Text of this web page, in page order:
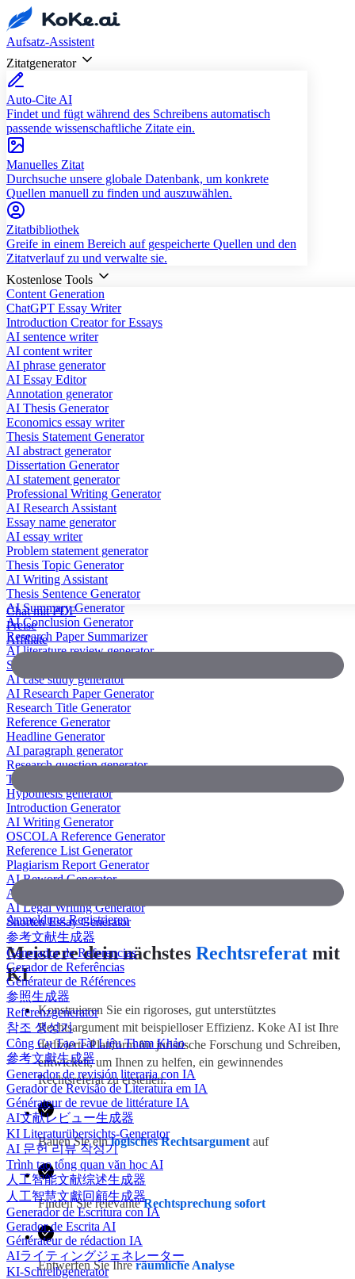
Aufsatz-Assistent
Zitatgenerator
Auto-Cite AI
Findet und fügt während des Schreibens automatisch
passende wissenschaftliche Zitate ein.
Manuelles Zitat
Durchsuche unsere globale Datenbank, um konkrete
Quellen manuell zu finden und auszuwählen.
Zitatbibliothek
Greife in einem Bereich auf gespeicherte Quellen und den
Zitatverlauf zu und verwalte sie.
Kostenlose Tools
Content Generation
ChatGPT Essay Writer
Introduction Creator for Essays
AI sentence writer
AI content writer
AI phrase generator
AI Essay Editor
Annotation generator
AI Thesis Generator
Economics essay writer
Thesis Statement Generator
AI abstract generator
Dissertation Generator
AI statement generator
Professional Writing Generator
AI Research Assistant
Essay name generator
AI essay writer
Problem statement generator
Thesis Topic Generator
AI Writing Assistant
Thesis Sentence Generator
AI Summary Generator
AI Conclusion Generator
Research Paper Summarizer
AI literature review generator
Scientific Paper Summarizer
AI case study generator
AI Research Paper Generator
Research Title Generator
Reference Generator
Headline Generator
AI paragraph generator
Research question generator
Thesis paragraph generator
Hypothesis generator
Introduction Generator
AI Writing Generator
OSCOLA Reference Generator
Reference List Generator
Plagiarism Report Generator
AI Reword Generator
AI Bullet Point Generator
AI Legal Writing Generator
Shorten Essay Generator
参考文献生成器
Generador de Referencias
Gerador de Referências
Générateur de Références
参照生成器
Referenzgenerator
참조 생성기
Công Cụ Tạo Tài Liệu Tham Khảo
參考文獻生成器
Generador de revisión literaria con IA
Gerador de Revisão de Literatura em IA
Générateur de revue de littérature IA
AI文献レビュー生成器
KI Literaturübersichts-Generator
AI 문헌 리뷰 작성기
Trình tạo tổng quan văn học AI
人工智能文献综述生成器
人工智慧文獻回顧生成器
Generador de Escritura con IA
Gerador de Escrita AI
Générateur de rédaction IA
AIライティングジェネレーター
KI-Schreibgenerator
Chat mit PDF
Preise
Affiliate
AnmeldungRegistrieren
Meistere dein nächstes Rechtsreferat mit
KI
Konstruieren Sie ein rigoroses, gut unterstütztes
Rechtsargument mit beispielloser Effizienz. Koke AI ist Ihre
dedizierte Plattform für juristische Forschung und Schreiben,
entwickelt, um Ihnen zu helfen, ein gewinnendes
Rechtsreferat zu erstellen.
Bauen Sie einlogisches Rechtsargument auf
Finden Sie relevanteRechtsprechung sofort
Entwerfen Sie Ihreräumliche Analyse